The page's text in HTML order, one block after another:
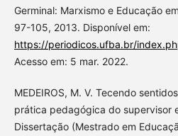
Germinal: Marxismo e Educação
97-105, 2013. Disponível em:
https://periodicos.ufba.br/
Acesso em: 5 mar. 2022.
MEDEIROS, M. V. Tecendo
prática pedagógica do supervisor
Dissertação (Mestrado em